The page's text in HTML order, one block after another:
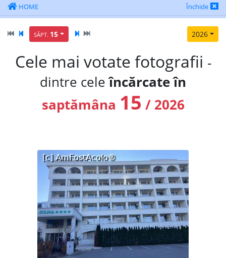
HOME Închide
2026
SĂPT. 15
Cele mai votate fotografii -
dintre celeîncărcate în
saptămâna 15 / 2026